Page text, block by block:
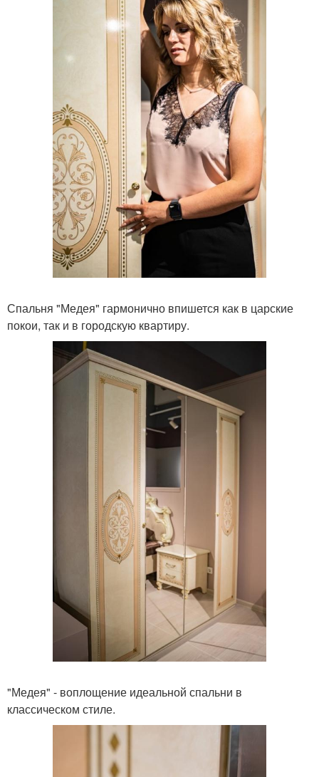
Спальня "Медея" гармонично впишется как в царские
покои, так и в городскую квартиру.
"Медея" - воплощение идеальной спальни в
классическом стиле.